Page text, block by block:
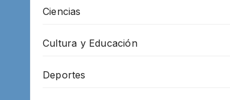
Ciencias
Cultura y Educación
Deportes